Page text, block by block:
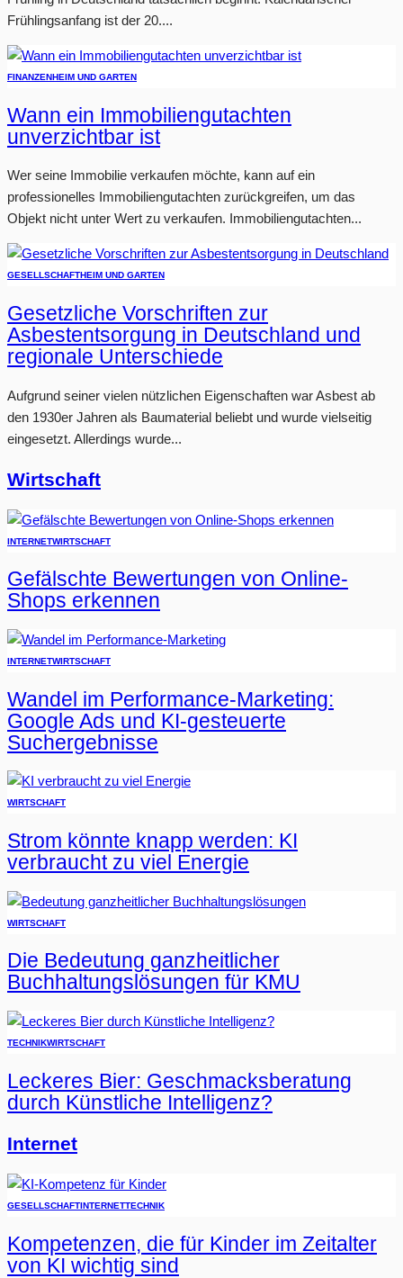
Frühlingsanfang ist der 20....
FINANZENHEIM UND GARTEN
Wann ein Immobiliengutachten
unverzichtbar ist
Wer seine Immobilie verkaufen möchte, kann auf ein
professionelles Immobiliengutachten zurückgreifen, um das
Objekt nicht unter Wert zu verkaufen. Immobiliengutachten...
GESELLSCHAFTHEIM UND GARTEN
Gesetzliche Vorschriften zur
Asbestentsorgung in Deutschland und
regionale Unterschiede
Aufgrund seiner vielen nützlichen Eigenschaften war Asbest ab
den 1930er Jahren als Baumaterial beliebt und wurde vielseitig
eingesetzt. Allerdings wurde...
Wirtschaft
INTERNETWIRTSCHAFT
Gefälschte Bewertungen von Online-
Shops erkennen
INTERNETWIRTSCHAFT
Wandel im Performance-Marketing:
Google Ads und KI-gesteuerte
Suchergebnisse
WIRTSCHAFT
Strom könnte knapp werden: KI
verbraucht zu viel Energie
WIRTSCHAFT
Die Bedeutung ganzheitlicher
Buchhaltungslösungen für KMU
TECHNIKWIRTSCHAFT
Leckeres Bier: Geschmacksberatung
durch Künstliche Intelligenz?
Internet
GESELLSCHAFTINTERNETTECHNIK
Kompetenzen, die für Kinder im Zeitalter
von KI wichtig sind